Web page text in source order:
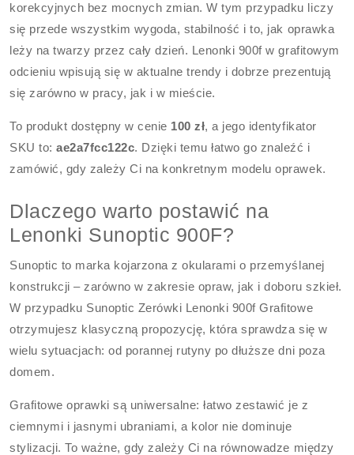
korekcyjnych bez mocnych zmian. W tym przypadku liczy
się przede wszystkim wygoda, stabilność i to, jak oprawka
leży na twarzy przez cały dzień. Lenonki 900f w grafitowym
odcieniu wpisują się w aktualne trendy i dobrze prezentują
się zarówno w pracy, jak i w mieście.
To produkt dostępny w cenie 100 zł, a jego identyfikator
SKU to:ae2a7fcc122c. Dzięki temu łatwo go znaleźć i
zamówić, gdy zależy Ci na konkretnym modelu oprawek.
Dlaczego warto postawić na
Lenonki Sunoptic 900F?
Sunoptic to marka kojarzona z okularami o przemyślanej
konstrukcji – zarówno w zakresie opraw, jak i doboru szkieł.
W przypadku Sunoptic Zerówki Lenonki 900f Grafitowe
otrzymujesz klasyczną propozycję, która sprawdza się w
wielu sytuacjach: od porannej rutyny po dłuższe dni poza
domem.
Grafitowe oprawki są uniwersalne: łatwo zestawić je z
ciemnymi i jasnymi ubraniami, a kolor nie dominuje
stylizacji. To ważne, gdy zależy Ci na równowadze między